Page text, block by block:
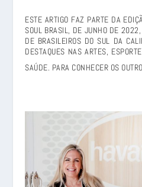
ESTE ARTIGO FAZ PARTE DA
SOUL BRASIL, DE JUNHO DE
DE BRASILEIROS DO SUL DA
DESTAQUES NAS ARTES,
SAÚDE. PARA CONHECER OS